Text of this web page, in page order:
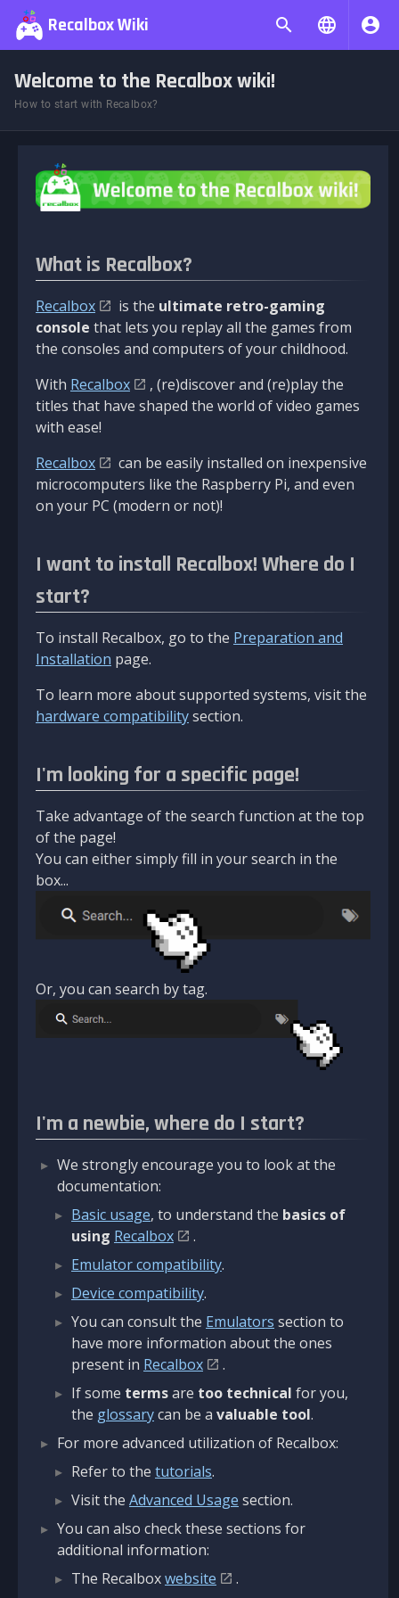
Recalbox Wiki
Welcome to the Recalbox wiki!
How to start with Recalbox?
What is Recalbox?
Recalbox is the ultimate retro-gaming
console that lets you replay all the games from
the consoles and computers of your childhood.
With Recalbox
, (re)discover and (re)play the
titles that have shaped the world of video games
with ease!
Recalbox
can be easily installed on inexpensive
microcomputers like the Raspberry Pi, and even
on your PC (modern or not)!
I want to install Recalbox! Where do I
start?
To install Recalbox, go to the Preparation and
Installation page.
To learn more about supported systems, visit the
hardware compatibilitysection.
I'm looking for a specific page!
Take advantage of the search function at the top
of the page!
You can either simply fill in your search in the
box...
Or, you can search by tag.
I'm a newbie, where do I start?
We strongly encourage you to look at the
documentation:
Basic usage, to understand the basics of
using Recalbox
.
Emulator compatibility.
Device compatibility.
You can consult the Emulators section to
have more information about the ones
present in Recalbox
.
If some termsare too technical for you,
the glossarycan be a valuable tool.
For more advanced utilization of Recalbox:
Refer to the tutorials.
Visit the Advanced Usage section.
You can also check these sections for
additional information:
The Recalboxwebsite
.